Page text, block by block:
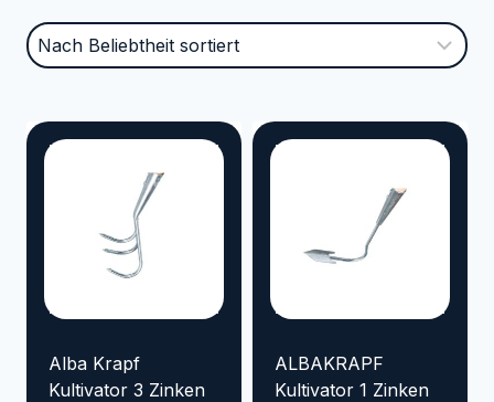
TRICOFLEX
SIROCCO
NORRES
HOZELOCK
GOIZPER
Alba Krapf
Kultivator 3 Zinken
ALBAKRAPF
Kultivator 1 Zinken